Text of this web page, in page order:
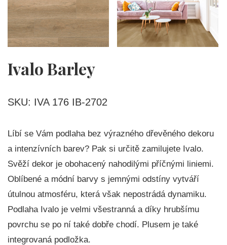
Ivalo Barley
SKU: IVA 176 IB-2702
Líbí se Vám podlaha bez výrazného dřevěného dekoru
a intenzívních barev? Pak si určitě zamilujete Ivalo.
Svěží dekor je obohacený nahodilými příčnými liniemi.
Oblíbené a módní barvy s jemnými odstíny vytváří
útulnou atmosféru, která však nepostrádá dynamiku.
Podlaha Ivalo je velmi všestranná a díky hrubšímu
povrchu se po ní také dobře chodí. Plusem je také
integrovaná podložka.